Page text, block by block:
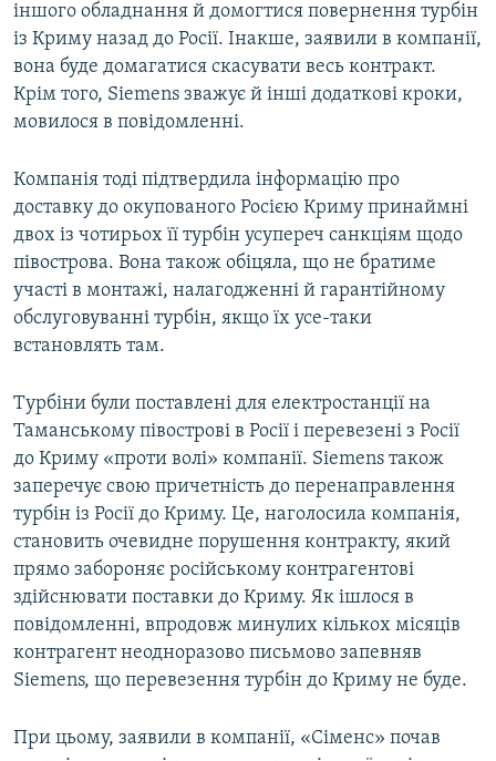
іншого обладнання й домогтися повернення турбін
із Криму назад до Росії. Інакше, заявили в компанії,
вона буде домагатися скасувати весь контракт.
Крім того, Siemens зважує й інші додаткові кроки,
мовилося в повідомленні.
Компанія тоді підтвердила інформацію про
доставку до окупованого Росією Криму принаймні
двох із чотирьох її турбін усупереч санкціям щодо
півострова. Вона також обіцяла, що не братиме
участі в монтажі, налагодженні й гарантійному
обслуговуванні турбін, якщо їх усе-таки
встановлять там.
Турбіни були поставлені для електростанції на
Таманському півострові в Росії і перевезені з Росії
до Криму «проти волі» компанії. Siemens також
заперечує свою причетність до перенаправлення
турбін із Росії до Криму. Це, наголосила компанія,
становить очевидне порушення контракту, який
прямо забороняє російському контрагентові
здійснювати поставки до Криму. Як ішлося в
повідомленні, впродовж минулих кількох місяців
контрагент неодноразово письмово запевняв
Siemens, що перевезення турбін до Криму не буде.
При цьому, заявили в компанії, «Сіменс» почав